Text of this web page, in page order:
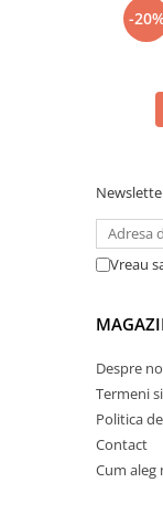
-
Vreau
Despre
Termeni
Politica
Contact
Cum